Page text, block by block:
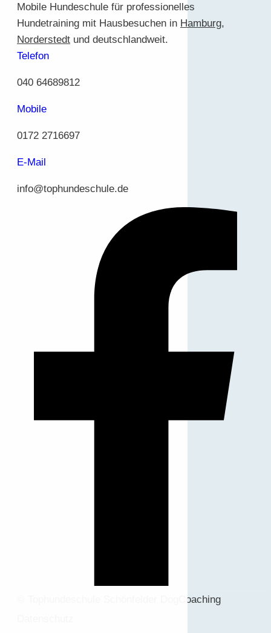
Mobile Hundeschule für professionelles
Hundetraining mit Hausbesuchen in Hamburg,
Norderstedt und deutschlandweit.
Telefon
040 64689812
Mobile
0172 2716697
E-Mail
info@tophundeschule.de
© Tophundeschule Schönfelder DogCoaching